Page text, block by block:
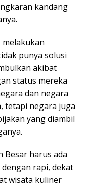
kandang
punya solusi
akibat
status mereka
dan negara
tetapi negara juga
yang diambil
Besar harus ada
rapi, dekat
wisata kuliner